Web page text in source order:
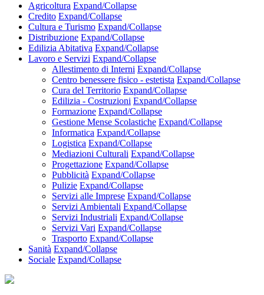
Agricoltura Expand/Collapse
Credito Expand/Collapse
Cultura e Turismo Expand/Collapse
Distribuzione Expand/Collapse
Edilizia Abitativa Expand/Collapse
Lavoro e Servizi Expand/Collapse
Allestimento di Interni Expand/Collapse
Centro benessere fisico - estetista Expand/Collapse
Cura del Territorio Expand/Collapse
Edilizia - Costruzioni Expand/Collapse
Formazione Expand/Collapse
Gestione Mense Scolastiche Expand/Collapse
Informatica Expand/Collapse
Logistica Expand/Collapse
Mediazioni Culturali Expand/Collapse
Progettazione Expand/Collapse
Pubblicità Expand/Collapse
Pulizie Expand/Collapse
Servizi alle Imprese Expand/Collapse
Servizi Ambientali Expand/Collapse
Servizi Industriali Expand/Collapse
Servizi Vari Expand/Collapse
Trasporto Expand/Collapse
Sanità Expand/Collapse
Sociale Expand/Collapse